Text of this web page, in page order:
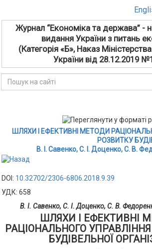
Журнал “Економіка та держава” -
видання України з питань
(Категорія «Б», Наказ
України від 28.12.2019
ШЛЯХИ І ЕФЕКТИВНІ МЕТОДИ
РОЗВИТКУ
В. І. Савенко, С. І. Доценко, С. В.
DOI: 10.32702/2306-6806.2018.9.39
УДК: 658
В. І. Савенко, С. І. Доценко, С. В.
ШЛЯХИ І ЕФЕКТИВНІ
РАЦІОНАЛЬНОГО
БУДІВЕЛЬНОЇ